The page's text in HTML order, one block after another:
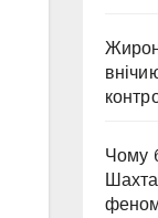
Чому